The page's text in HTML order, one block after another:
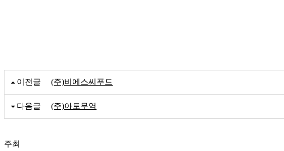
이전글 (주)비에스씨푸드
다음글 (주)아토무역
주최